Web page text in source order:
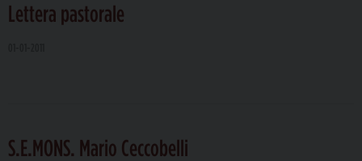
Lettera pastorale
S.E.MONS. Mario Ceccobelli